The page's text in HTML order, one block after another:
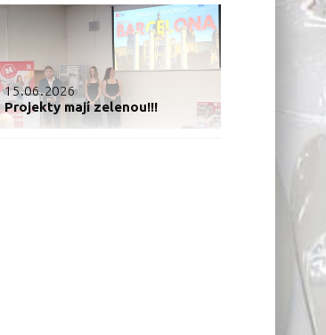
15.06.2026
Projekty mají zelenou!!!